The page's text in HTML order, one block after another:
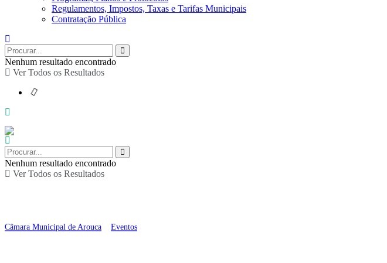
Regulamentos, Impostos, Taxas e Tarifas Municipais
Contratação Pública
Nenhum resultado encontrado
Ver Todos os Resultados
Nenhum resultado encontrado
Ver Todos os Resultados
Câmara Municipal de Arouca Eventos